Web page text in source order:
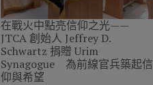
在戰火中點亮信仰之光——
JTCA 創始人 Jeffrey D.
Schwartz 捐贈 Urim
Synagogue 為前線官兵築起信
仰與希望